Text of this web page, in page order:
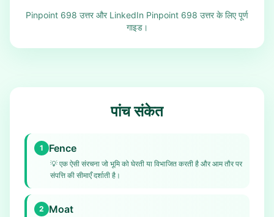
Pinpoint 698 उत्तर और LinkedIn Pinpoint 698 उत्तर के लिए पूर्ण
गाइड।
पांच संकेत
1 Fence
💡 एक ऐसी संरचना जो भूमि को घेरती या विभाजित करती है और आम तौर पर
संपत्ति की सीमाएँ दर्शाती है।
2 Moat